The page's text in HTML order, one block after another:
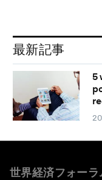
最新記事
5
世界経済フォーラ